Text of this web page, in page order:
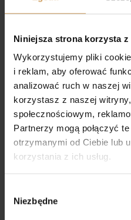
Niniejsza strona korzysta
Wykorzystujemy pliki
i reklam, aby oferować
analizować ruch w naszej
korzystasz z naszej
społecznościowym,
Partnerzy mogą połączyć
otrzymanymi od Ciebie lub
korzystania z ich usług.
zgody
Niezbędne
42,00 zł